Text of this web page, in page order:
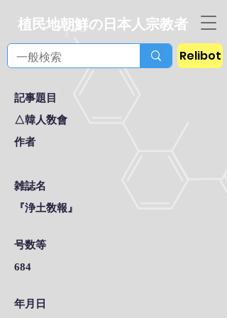
植民地朝鮮の日本人宗教者
Relibot
記事題目
△韓人敎會
作者
雑誌名
『浄土敎報』
号数等
684
年月日